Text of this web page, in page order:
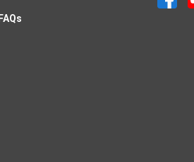
FAQs